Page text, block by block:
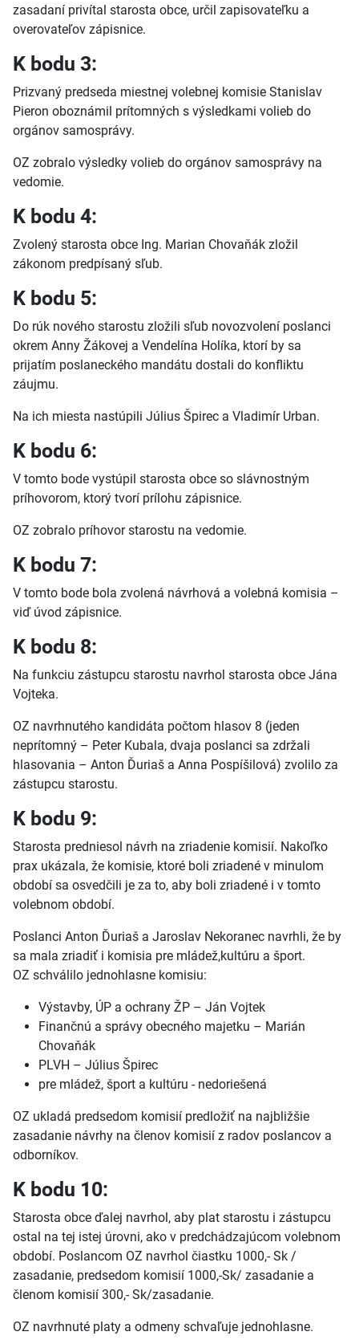
zasadaní privítal starosta obce, určil zapisovateľku a
overovateľov zápisnice.
K bodu 3:
Prizvaný predseda miestnej volebnej komisie Stanislav
Pieron oboznámil prítomných s výsledkami volieb do
orgánov samosprávy.
OZ zobralo výsledky volieb do orgánov samosprávy na
vedomie.
K bodu 4:
Zvolený starosta obce Ing. Marian Chovaňák zložil
zákonom predpísaný sľub.
K bodu 5:
Do rúk nového starostu zložili sľub novozvolení poslanci
okrem Anny Žákovej a Vendelína Holíka, ktorí by sa
prijatím poslaneckého mandátu dostali do konfliktu
záujmu.
Na ich miesta nastúpili Július Špirec a Vladimír Urban.
K bodu 6:
V tomto bode vystúpil starosta obce so slávnostným
príhovorom, ktorý tvorí prílohu zápisnice.
OZ zobralo príhovor starostu na vedomie.
K bodu 7:
V tomto bode bola zvolená návrhová a volebná komisia –
viď úvod zápisnice.
K bodu 8:
Na funkciu zástupcu starostu navrhol starosta obce Jána
Vojteka.
OZ navrhnutého kandidáta počtom hlasov 8 (jeden
neprítomný – Peter Kubala, dvaja poslanci sa zdržali
hlasovania – Anton Ďuriaš a Anna Pospíšilová) zvolilo za
zástupcu starostu.
K bodu 9:
Starosta predniesol návrh na zriadenie komisií. Nakoľko
prax ukázala, že komisie, ktoré boli zriadené v minulom
období sa osvedčili je za to, aby boli zriadené i v tomto
volebnom období.
Poslanci Anton Ďuriaš a Jaroslav Nekoranec navrhli, že by
sa mala zriadiť i komisia pre mládež,kultúru a šport.
OZ schválilo jednohlasne komisiu:
Výstavby, ÚP a ochrany ŽP – Ján Vojtek
Finančnú a správy obecného majetku – Marián
Chovaňák
PLVH – Július Špirec
pre mládež, šport a kultúru - nedoriešená
OZ ukladá predsedom komisií predložiť na najbližšie
zasadanie návrhy na členov komisií z radov poslancov a
odborníkov.
K bodu 10:
Starosta obce ďalej navrhol, aby plat starostu i zástupcu
ostal na tej istej úrovni, ako v predchádzajúcom volebnom
období. Poslancom OZ navrhol čiastku 1000,- Sk /
zasadanie, predsedom komisií 1000,-Sk/ zasadanie a
členom komisií 300,- Sk/zasadanie.
OZ navrhnuté platy a odmeny schvaľuje jednohlasne.